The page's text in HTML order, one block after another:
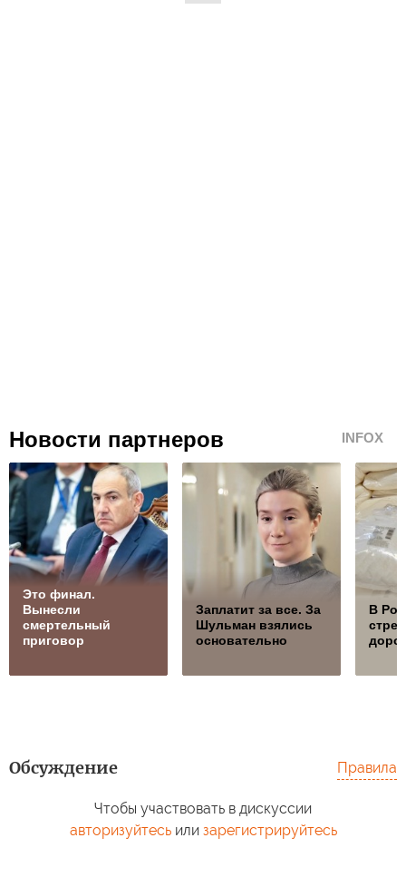
Новости партнеров INFOX
Это финал.
Вынесли
смертельный
приговор
Заплатит за все. За
Шульман взялись
основательно
В
Обсуждение Правила
Чтобы участвовать в дискуссии
авторизуйтесьили зарегистрируйтесь